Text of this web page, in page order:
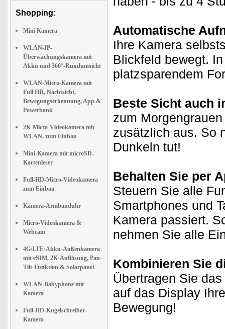
Shopping:
Mini Kamera
WLAN-IP-
Überwachungskamera mit
Akku und 360°-Rundumsicht
WLAN-Micro-Kamera mit
Full HD, Nachtsicht,
Bewegungserkennung, App &
Powerbank
2K-Micro-Videokamera mit
WLAN, zum Einbau
Mini-Kamera mit microSD-
Kartenleser
Full-HD-Micro-Videokamera
zum Einbau
Kamera-Armbanduhr
Micro-Videokamera &
Webcam
4G/LTE-Akku-Außenkamera
mit eSIM, 2K-Auflösung, Pan-
Tilt-Funktion & Solarpanel
WLAN-Babyphone mit
Kamera
Full-HD-Kugelschreiber-
Kamera
Automatische
Ihre Kamera
Blickfeld bewegt.
platzsparendem
Beste Sicht auch
zum
zusätzlich aus. So
Dunkeln tut!
Behalten Sie per
Steuern Sie alle
Smartphones und
Kamera passiert.
nehmen Sie alle
Kombinieren Sie
Übertragen Sie
auf das Display
Bewegung!